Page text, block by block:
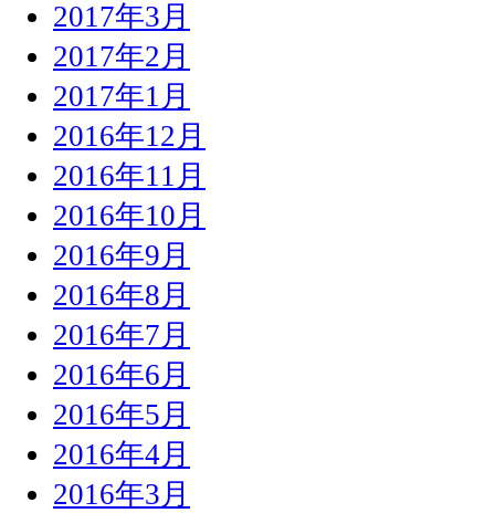
2017年3月
2017年2月
2017年1月
2016年12月
2016年11月
2016年10月
2016年9月
2016年8月
2016年7月
2016年6月
2016年5月
2016年4月
2016年3月